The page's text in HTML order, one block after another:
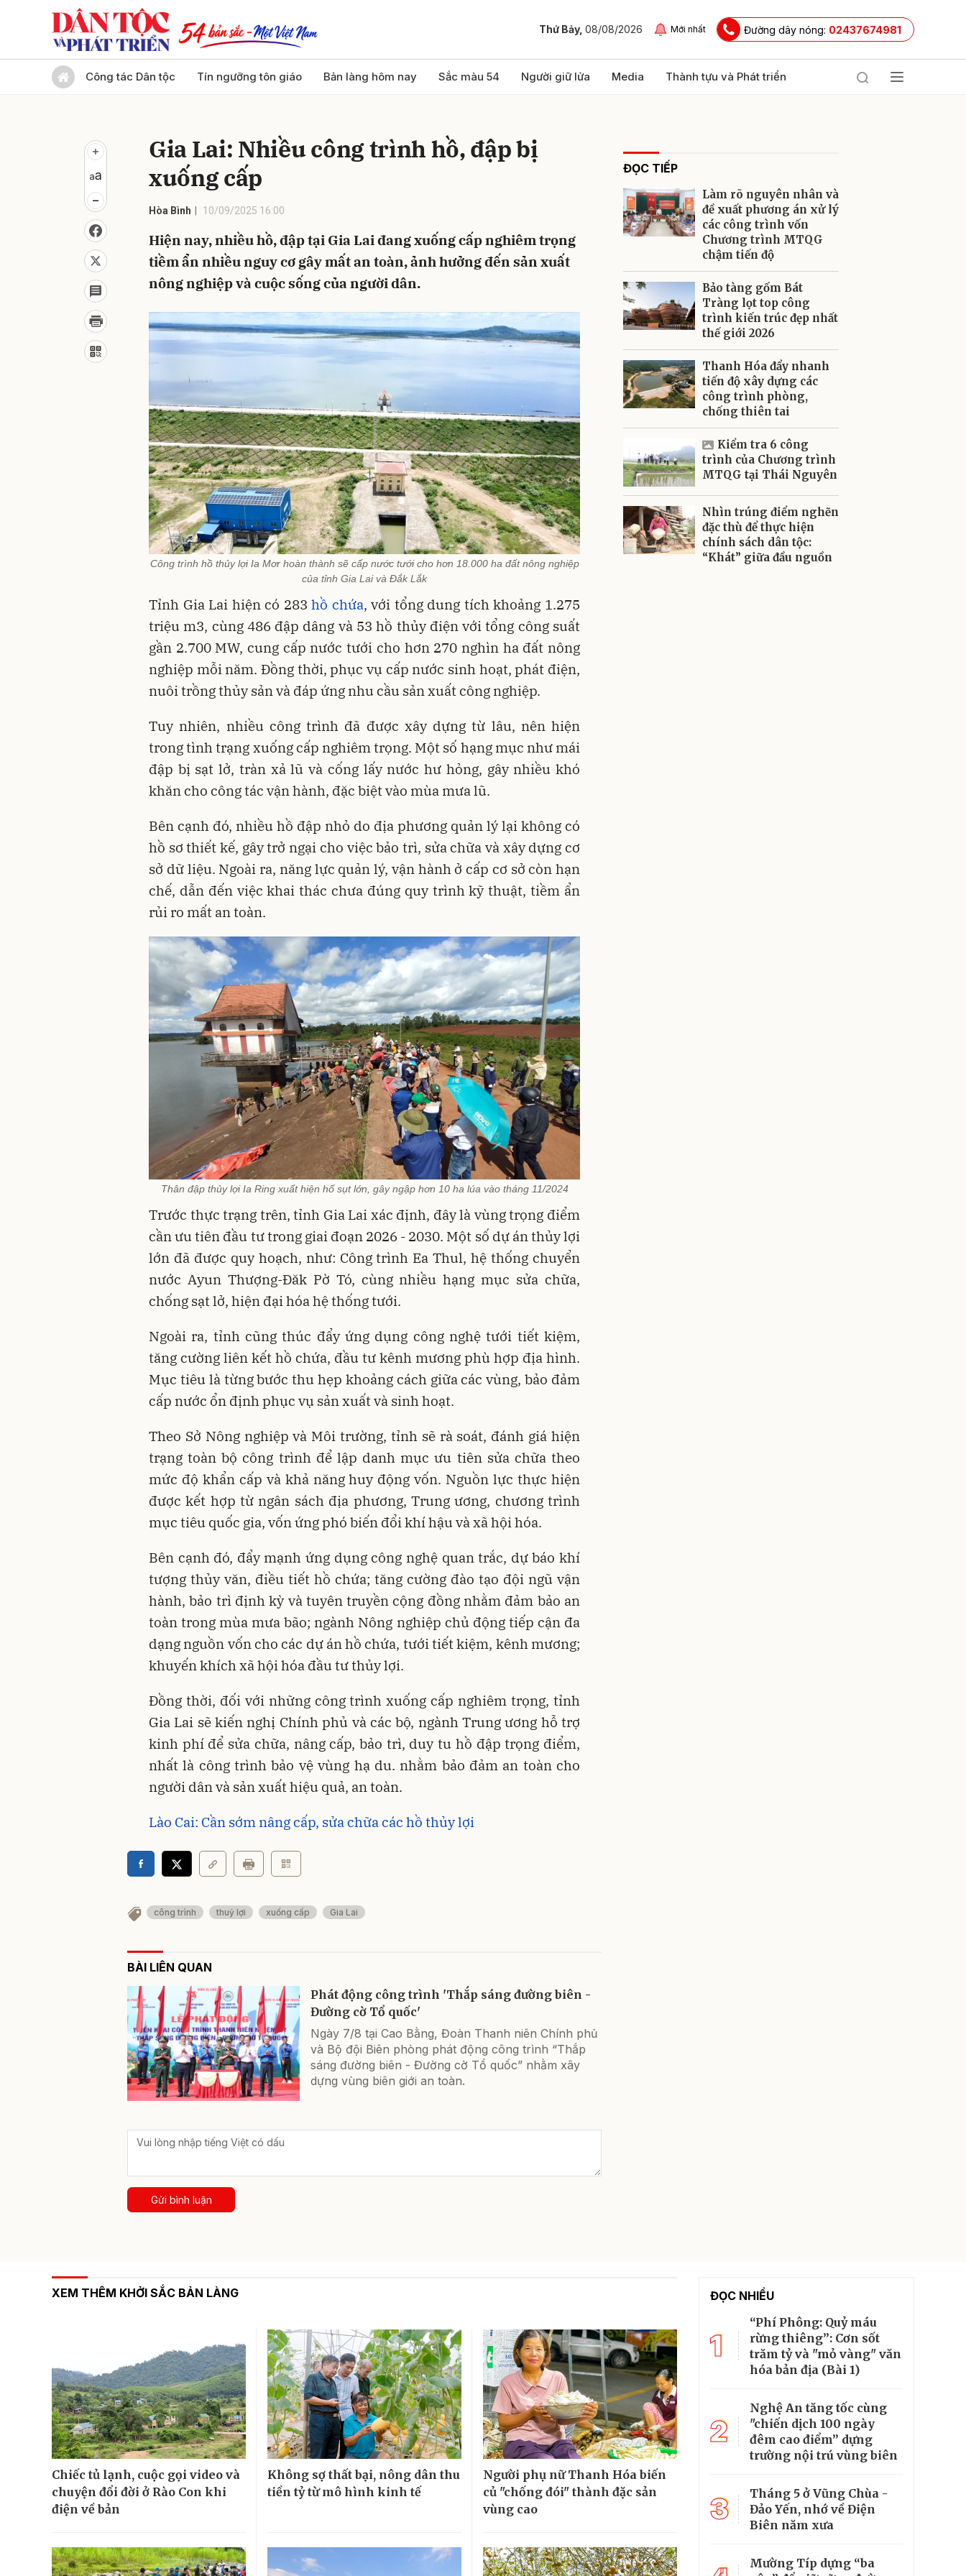
Thứ Bảy, 08/08/2026 Mới nhất Đường dây nóng: 02437674981
Công tác Dân tộc Tín ngưỡng tôn giáo Bản làng hôm nay Sắc màu 54 Người giữ lửa Media Thành tựu và Phát triển
Gia Lai: Nhiều công trình hồ, đập bị
xuống cấp
Hòa Bình 10/09/2025 16:00
Hiện nay, nhiều hồ, đập tại Gia Lai đang xuống cấp nghiêm trọng
tiềm ẩn nhiều nguy cơ gây mất an toàn, ảnh hưởng đến sản xuất
nông nghiệp và cuộc sống của người dân.
Công trình hồ thủy lợi Ia Mơr hoàn thành sẽ cấp nước tưới cho hơn 18.000 ha đất nông nghiệp
của tỉnh Gia Lai và Đắk Lắk
Tỉnh Gia Lai hiện có 283hồ chứa, với tổng dung tích khoảng 1.275
triệu m3, cùng 486 đập dâng và 53 hồ thủy điện với tổng công suất
gần 2.700 MW, cung cấp nước tưới cho hơn 270 nghìn ha đất nông
nghiệp mỗi năm. Đồng thời, phục vụ cấp nước sinh hoạt, phát điện,
nuôi trồng thủy sản và đáp ứng nhu cầu sản xuất công nghiệp.
Tuy nhiên, nhiều công trình đã được xây dựng từ lâu, nên hiện
trong tình trạng xuống cấp nghiêm trọng. Một số hạng mục như mái
đập bị sạt lở, tràn xả lũ và cống lấy nước hư hỏng, gây nhiều khó
khăn cho công tác vận hành, đặc biệt vào mùa mưa lũ.
Bên cạnh đó, nhiều hồ đập nhỏ do địa phương quản lý lại không có
hồ sơ thiết kế, gây trở ngại cho việc bảo trì, sửa chữa và xây dựng cơ
sở dữ liệu. Ngoài ra, năng lực quản lý, vận hành ở cấp cơ sở còn hạn
chế, dẫn đến việc khai thác chưa đúng quy trình kỹ thuật, tiềm ẩn
rủi ro mất an toàn.
Thân đập thủy lợi Ia Ring xuất hiện hố sụt lớn, gây ngập hơn 10 ha lúa vào tháng 11/2024
Trước thực trạng trên, tỉnh Gia Lai xác định, đây là vùng trọng điểm
cần ưu tiên đầu tư trong giai đoạn 2026 - 2030. Một số dự án thủy lợi
lớn đã được quy hoạch, như: Công trình Ea Thul, hệ thống chuyển
nước Ayun Thượng-Đăk Pờ Tó, cùng nhiều hạng mục sửa chữa,
chống sạt lở, hiện đại hóa hệ thống tưới.
Ngoài ra, tỉnh cũng thúc đẩy ứng dụng công nghệ tưới tiết kiệm,
tăng cường liên kết hồ chứa, đầu tư kênh mương phù hợp địa hình.
Mục tiêu là từng bước thu hẹp khoảng cách giữa các vùng, bảo đảm
cấp nước ổn định phục vụ sản xuất và sinh hoạt.
Theo Sở Nông nghiệp và Môi trường, tỉnh sẽ rà soát, đánh giá hiện
trạng toàn bộ công trình để lập danh mục ưu tiên sửa chữa theo
mức độ khẩn cấp và khả năng huy động vốn. Nguồn lực thực hiện
được kết hợp từ ngân sách địa phương, Trung ương, chương trình
mục tiêu quốc gia, vốn ứng phó biến đổi khí hậu và xã hội hóa.
Bên cạnh đó, đẩy mạnh ứng dụng công nghệ quan trắc, dự báo khí
tượng thủy văn, điều tiết hồ chứa; tăng cường đào tạo đội ngũ vận
hành, bảo trì định kỳ và tuyên truyền cộng đồng nhằm đảm bảo an
toàn trong mùa mưa bão; ngành Nông nghiệp chủ động tiếp cận đa
dạng nguồn vốn cho các dự án hồ chứa, tưới tiết kiệm, kênh mương;
khuyến khích xã hội hóa đầu tư thủy lợi.
Đồng thời, đối với những công trình xuống cấp nghiêm trọng, tỉnh
Gia Lai sẽ kiến nghị Chính phủ và các bộ, ngành Trung ương hỗ trợ
kinh phí để sửa chữa, nâng cấp, bảo trì, duy tu hồ đập trọng điểm,
nhất là công trình bảo vệ vùng hạ du. nhằm bảo đảm an toàn cho
người dân và sản xuất hiệu quả, an toàn.
Lào Cai: Cần sớm nâng cấp, sửa chữa các hồ thủy lợi
công trình thuỷ lợi xuống cấp Gia Lai
BÀI LIÊN QUAN
Phát động công trình 'Thắp sáng đường biên -
Đường cờ Tổ quốc'
Ngày 7/8 tại Cao Bằng, Đoàn Thanh niên Chính phủ
và Bộ đội Biên phòng phát động công trình “Thắp
sáng đường biên - Đường cờ Tổ quốc” nhằm xây
dựng vùng biên giới an toàn.
Gửi bình luận
ĐỌC TIẾP
Làm rõ nguyên nhân và
đề xuất phương án xử lý
các công trình vốn
Chương trình MTQG
chậm tiến độ
Bảo tàng gốm Bát
Tràng lọt top công
trình kiến trúc đẹp nhất
thế giới 2026
Thanh Hóa đẩy nhanh
tiến độ xây dựng các
công trình phòng,
chống thiên tai
Kiểm tra 6 công
trình của Chương trình
MTQG tại Thái Nguyên
Nhìn trúng điểm nghẽn
đặc thù để thực hiện
chính sách dân tộc:
“Khát” giữa đầu nguồn
XEM THÊM KHỞI SẮC BẢN LÀNG
Chiếc tủ lạnh, cuộc gọi video và
chuyện đổi đời ở Rào Con khi
điện về bản
Không sợ thất bại, nông dân thu
tiền tỷ từ mô hình kinh tế
Người phụ nữ Thanh Hóa biến
củ "chống đói" thành đặc sản
vùng cao
ĐỌC NHIỀU
1
“Phí Phông: Quỷ máu
rừng thiêng”: Cơn sốt
trăm tỷ và "mỏ vàng" văn
hóa bản địa (Bài 1)
2
Nghệ An tăng tốc cùng
"chiến dịch 100 ngày
đêm cao điểm” dựng
trường nội trú vùng biên
3
Tháng 5 ở Vũng Chùa -
Đảo Yến, nhớ về Điện
Biên năm xưa
Mường Típ dựng “ba
Gửi bình luận
Hủy Gửi